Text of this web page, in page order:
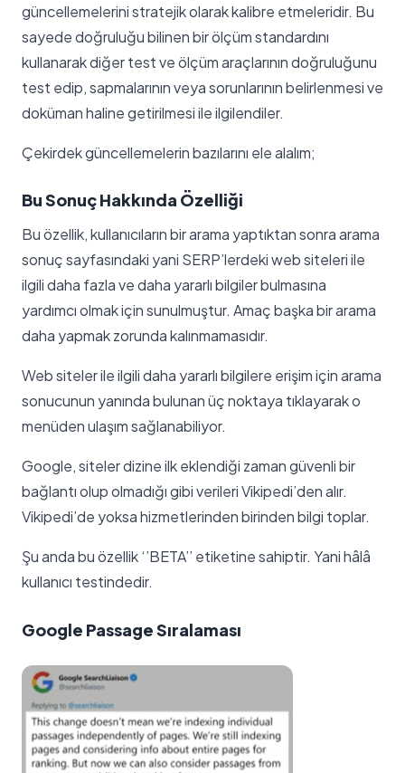
güncellemelerini stratejik olarak kalibre etmeleridir. Bu
sayede doğruluğu bilinen bir ölçüm standardını
kullanarak diğer test ve ölçüm araçlarının doğruluğunu
test edip, sapmalarının veya sorunlarının belirlenmesi ve
doküman haline getirilmesi ile ilgilendiler.
Çekirdek güncellemelerin bazılarını ele alalım;
Bu Sonuç Hakkında Özelliği
Bu özellik, kullanıcıların bir arama yaptıktan sonra arama
sonuç sayfasındaki yani SERP’lerdeki web siteleri ile
ilgili daha fazla ve daha yararlı bilgiler bulmasına
yardımcı olmak için sunulmuştur. Amaç başka bir arama
daha yapmak zorunda kalınmamasıdır.
Web siteler ile ilgili daha yararlı bilgilere erişim için arama
sonucunun yanında bulunan üç noktaya tıklayarak o
menüden ulaşım sağlanabiliyor.
Google, siteler dizine ilk eklendiği zaman güvenli bir
bağlantı olup olmadığı gibi verileri Vikipedi’den alır.
Vikipedi’de yoksa hizmetlerinden birinden bilgi toplar.
Şu anda bu özellik ‘’BETA’’ etiketine sahiptir. Yani hâlâ
kullanıcı testindedir.
Google Passage Sıralaması